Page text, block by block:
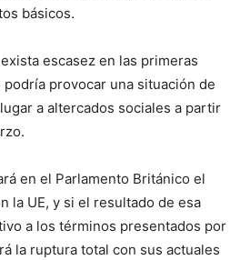
básicos.
escasez en las primeras
podría provocar una situación de
a altercados sociales a partir
en el Parlamento Británico el
la UE, y si el resultado de esa
a los términos presentados por
la ruptura total con sus actuales